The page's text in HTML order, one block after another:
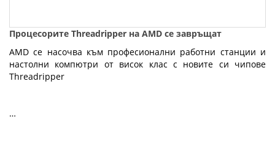
Процесорите Threadripper на AMD се завръщат
AMD се насочва към професионални работни станции и
настолни компютри от висок клас с новите си чипове
Threadripper
…